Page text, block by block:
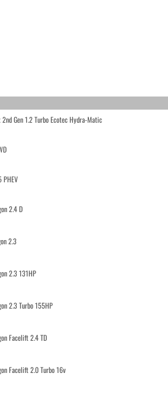
Gen 1.2 Turbo Ecotec Hydra-Matic
PHEV
2.4 D
2.3
2.3 131HP
2.3 Turbo 155HP
Facelift 2.4 TD
Facelift 2.0 Turbo 16v